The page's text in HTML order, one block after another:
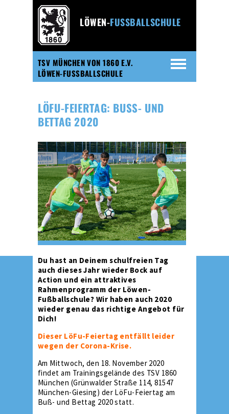
TSV MÜNCHEN VON 1860 E.V.
LÖWEN-FUSSBALLSCHULE
LÖWEN-FUSSBALLSCHULE
LÖFU-FEIERTAG: BUSS- UND B
ETTAG 2020
Du hast an Deinem schulfreien Tag
auch dieses Jahr wieder Bock auf
Action und ein attraktives
Rahmenprogramm der Löwen-
Fußballschule? Wir haben auch 2020
wieder genau das richtige Angebot für
Dich!
Dieser LöFu-Feiertag entfällt leider
wegen der Corona-Krise.
Am Mittwoch, den 18. November 2020
findet am Trainingsgelände des TSV 1860
München (Grünwalder Straße 114, 81547
München-Giesing) der LöFu-Feiertag am
Buß- und Bettag 2020 statt.